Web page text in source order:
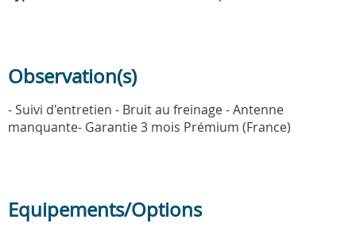
Observation(s)
- Suivi d'entretien - Bruit au freinage - Antenne
manquante- Garantie 3 mois Prémium (France)
Equipements/Options